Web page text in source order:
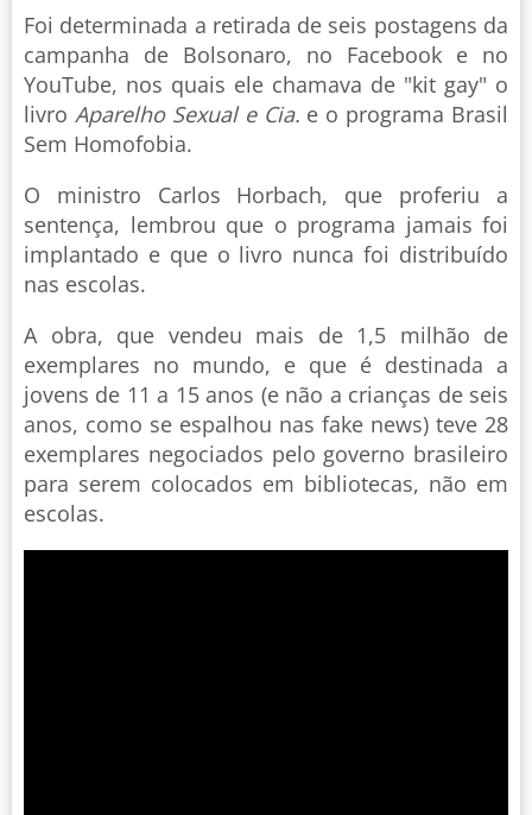
Foi determinada a retirada de seis postagens da
campanha de Bolsonaro, no Facebook e no
YouTube, nos quais ele chamava de "kit gay" o
livro Aparelho Sexual e Cia. e o programa Brasil
Sem Homofobia.
O ministro Carlos Horbach, que proferiu a
sentença, lembrou que o programa jamais foi
implantado e que o livro nunca foi distribuído
nas escolas.
A obra, que vendeu mais de 1,5 milhão de
exemplares no mundo, e que é destinada a
jovens de 11 a 15 anos (e não a crianças de seis
anos, como se espalhou nas fake news) teve 28
exemplares negociados pelo governo brasileiro
para serem colocados em bibliotecas, não em
escolas.